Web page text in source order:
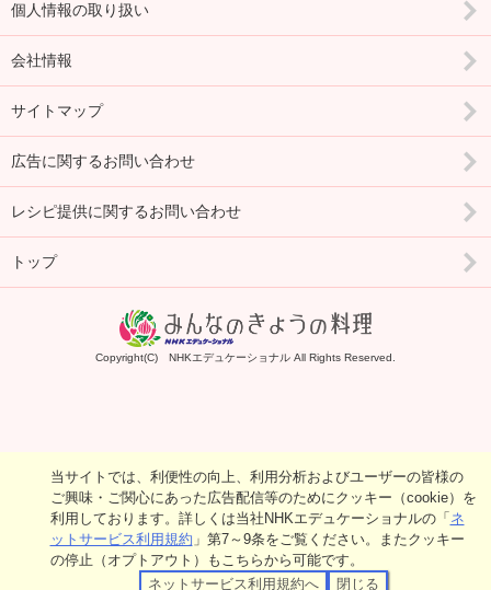
個人情報の取り扱い
会社情報
サイトマップ
広告に関するお問い合わせ
レシピ提供に関するお問い合わせ
トップ
Copyright(C) NHKエデュケーショナル All Rights Reserved.
当サイトでは、利便性の向上、利用分析およびユーザーの皆様の
ご興味・ご関心にあった広告配信等のためにクッキー（cookie）を
利用しております。詳しくは当社NHKエデュケーショナルの「ネ
ットサービス利用規約 」第7～9条をご覧ください。またクッキー
の停止（オプトアウト）もこちらから可能です。
ネットサービス利用規約へ
閉じる